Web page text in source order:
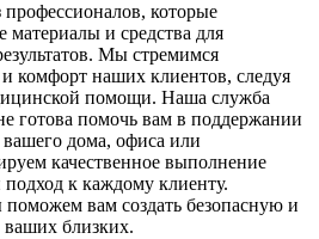
которые
материалы и средства для
Мы стремимся
и комфорт наших клиентов, следуя
помощи. Наша служба
готова помочь вам в поддержании
вашего дома, офиса или
качественное выполнение
к каждому клиенту.
вам создать безопасную и
ваших близких.